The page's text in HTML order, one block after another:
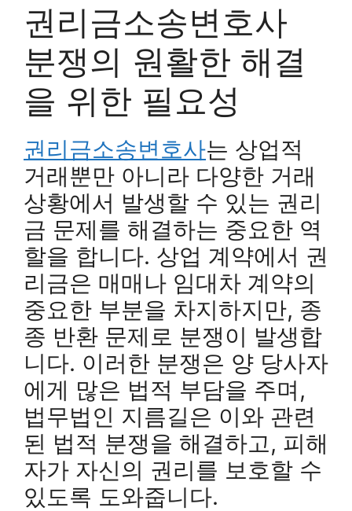
권리금소송변호사
분쟁의 원활한 해결
을 위한 필요성
권리금소송변호사는 상업적
거래뿐만 아니라 다양한 거래
상황에서 발생할 수 있는 권리
금 문제를 해결하는 중요한 역
할을 합니다. 상업 계약에서 권
리금은 매매나 임대차 계약의
중요한 부분을 차지하지만, 종
종 반환 문제로 분쟁이 발생합
니다. 이러한 분쟁은 양 당사자
에게 많은 법적 부담을 주며,
법무법인 지름길은 이와 관련
된 법적 분쟁을 해결하고, 피해
자가 자신의 권리를 보호할 수
있도록 도와줍니다.